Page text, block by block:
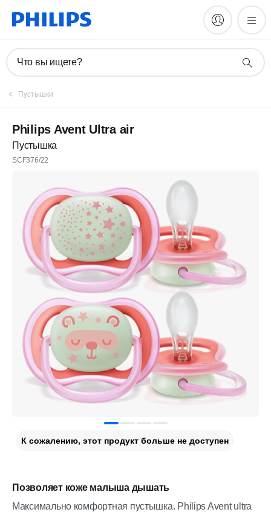
Что вы ищете?
Пустышки
Philips Avent Ultra air
Пустышка
SCF376/22
Позволяет коже малыша дышать
Максимально комфортная пустышка. Philips Avent ultra
К сожалению, этот продукт больше не доступен